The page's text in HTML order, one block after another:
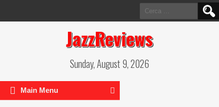
Ricerca
per:
JazzReviews
Sunday, August 9, 2026
Main Menu